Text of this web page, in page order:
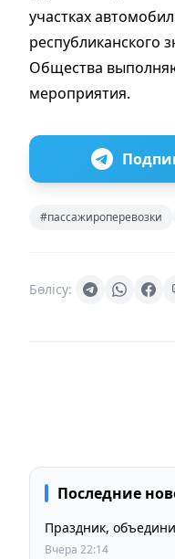
участках
республиканского
Общества
мероприятия.
#пассажироперевозки
Бөлісу:
Последние
Праздник,
Вчера 22:14